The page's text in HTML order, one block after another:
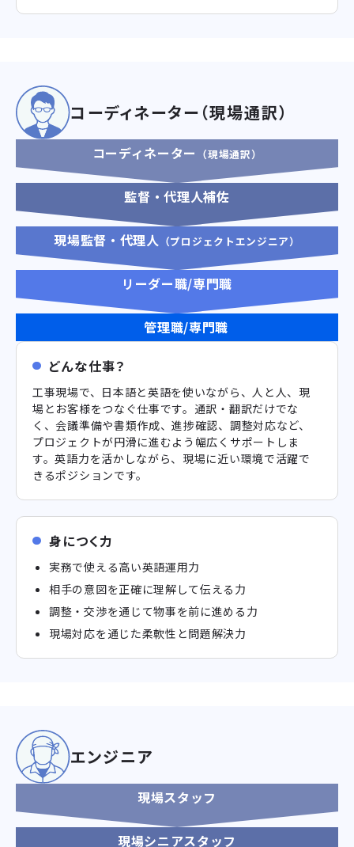
コーディネーター（現場通訳）
コーディネーター （現場通訳）
監督・代理人補佐
現場監督・代理人 （プロジェクトエンジニア）
リーダー職/専門職
管理職/専門職
どんな仕事？
工事現場で、日本語と英語を使いながら、人と人、現
場とお客様をつなぐ仕事です。通訳・翻訳だけでな
く、会議準備や書類作成、進捗確認、調整対応など、
プロジェクトが円滑に進むよう幅広くサポートしま
す。英語力を活かしながら、現場に近い環境で活躍で
きるポジションです。
身につく力
実務で使える高い英語運用力
相手の意図を正確に理解して伝える力
調整・交渉を通じて物事を前に進める力
現場対応を通じた柔軟性と問題解決力
エンジニア
現場スタッフ
現場シニアスタッフ